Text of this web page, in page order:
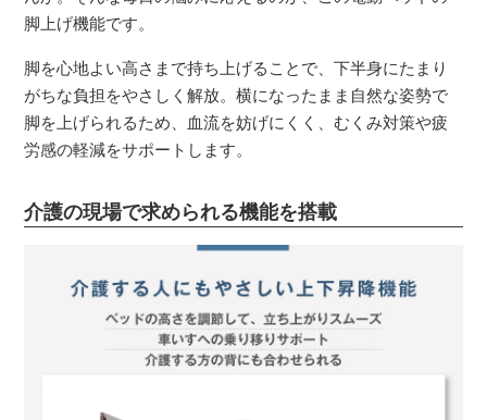
脚上げ機能です。
脚を心地よい高さまで持ち上げることで、下半身にたまり
がちな負担をやさしく解放。横になったまま自然な姿勢で
脚を上げられるため、血流を妨げにくく、むくみ対策や疲
労感の軽減をサポートします。
介護の現場で求められる機能を搭載